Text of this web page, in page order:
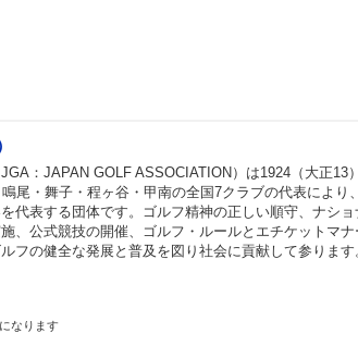
JGA：JAPAN GOLF ASSOCIATION）は1924（大正13
尾・舞子・程ヶ谷・甲南の全国7クラブの代表により
代表する団体です。ゴルフ精神の正しい順守、ナショ
、公式競技の開催、ゴルフ・ルールとエチケットマナ
フの健全な発展と普及を図り社会に貢献して参ります
なります